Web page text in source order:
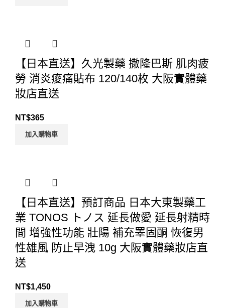
【日本直送】久光製藥 撒隆巴斯 肌肉疲
勞 消炎痠痛貼布 120/140枚 大阪實體藥
妝店直送
NT$365
加入購物車
【日本直送】預訂商品 日本大東製藥工
業 TONOS トノス 延長做愛 延長射精時
間 增強性功能 壯陽 補充睪固酮 恢復男
性雄風 防止早洩 10g 大阪實體藥妝店直
送
NT$1,450
加入購物車